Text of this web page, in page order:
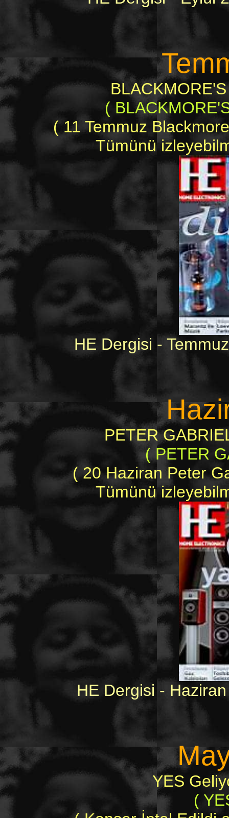
(
( 11 Temmuz
Tümünü
HE Dergisi -
PETER
( PETER
( 20 Haziran Peter
Tümünü
HE Dergisi -
YES
(